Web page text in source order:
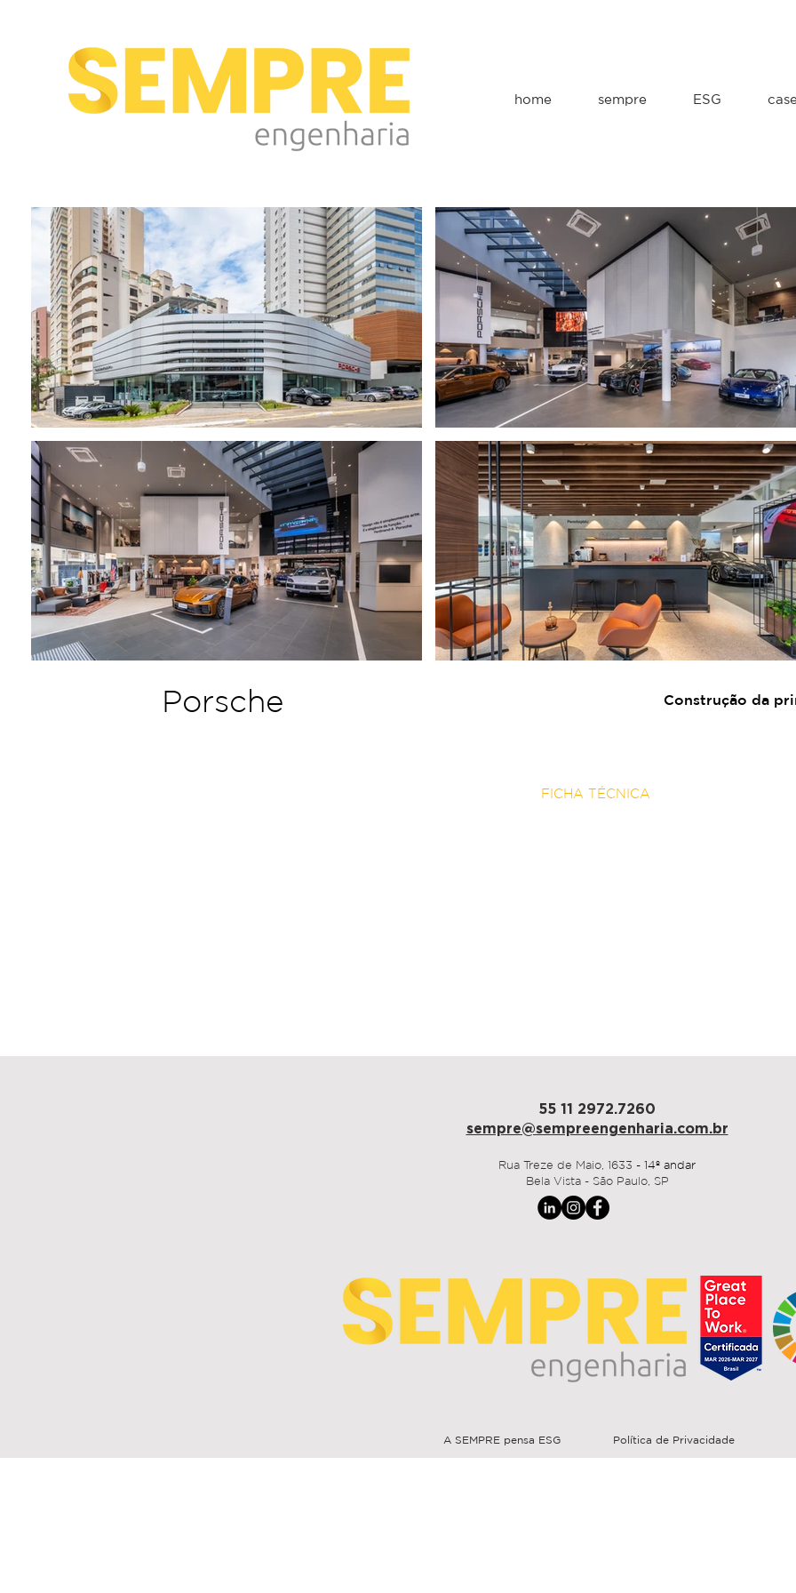
home sempre ESG
Porsche
Construção da
FICHA TÉCNICA
55 11 2972.7260
sempre@sempreengenharia.com.br
Rua Treze de Maio, 1633 - 14º andar
Bela Vista - São Paulo, SP
A SEMPRE pensa ESG Política de Privacidade